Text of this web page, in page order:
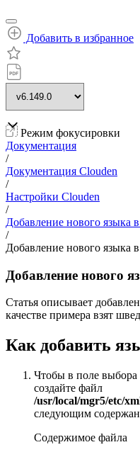
Добавить в избранное
Режим фокусировки
Документация
/
Документация Clouden
/
Настройки Clouden
/
Добавление нового языка
/
Добавление нового языка
Добавление нового
Статья описывает
качестве примера взят
Как добавить
Чтобы в поле выбора
создайте файл
/usr/local/mgr5/etc/
следующим
Содержимое файла